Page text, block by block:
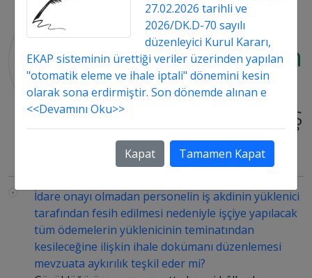
"
yüklenicinin
" ile
Etiketlenmiş
İçerikler
İdare onayı olmadan personelin iş akdinin yüklenici
tarafından fesih edilmesi nedeniyle işçiye yapılacak
tüm ödemelerin yüklenicinin teminatından
kesileceğine ilişkin ihale dokümanı düzenlemesi
mevzuata aykırılık teşkil eder mi?
27.02.2026 tarihli ve
2026/DK.D-70 sayılı
düzenleyici Kurul Kararı,
EKAP sisteminin ürettiği veriler üzerinden yapılan
"otomatik eleme ve ihale iptali" dönemini kesin
olarak sona erdirmiştir. Son dönemde alınan e
<<Devamını Oku>>
Kapat Tamamen Kapat